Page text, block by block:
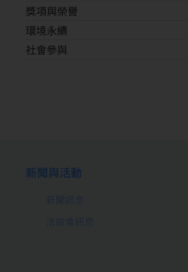
獎項與榮譽
環境永續
社會參與
新聞與活動
新聞訊息
法說會訊息